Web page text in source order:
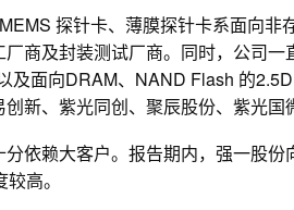
探针卡、薄膜探针卡系面向
商及封装测试厂商。同时，公司
及面向DRAM、NAND Flash 的
新、紫光同创、聚辰股份、紫光国
依赖大客户。报告期内，强一股
高。